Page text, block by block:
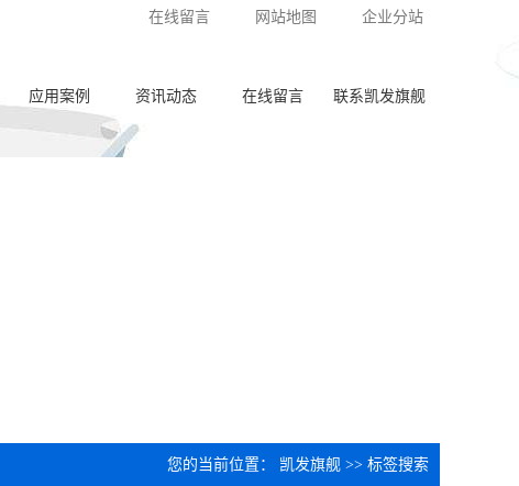
在线留言 网站地图 企业分站
应用案例 资讯动态 在线留言 联系凯发旗舰
您的当前位置： 凯发旗舰 >> 标签搜索